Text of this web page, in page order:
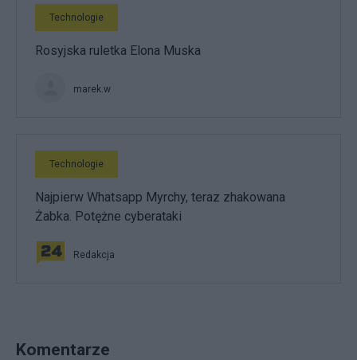
Technologie
Rosyjska ruletka Elona Muska
marek.w
Technologie
Najpierw Whatsapp Myrchy, teraz zhakowana
Żabka. Potężne cyberataki
Redakcja
Komentarze